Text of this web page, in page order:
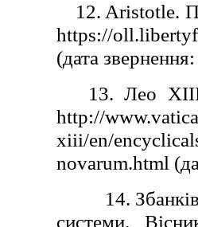
12. Aristotle.
https://
(дата
13. Лео XIII.
http://
xiii/en/
novarum.html
14. Збанків
системи.